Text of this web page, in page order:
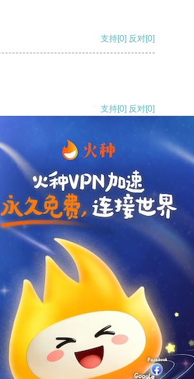
支持[0] 反对[0]
支持[0] 反对[0]
支持[0] 反对
支持
反对 [0]